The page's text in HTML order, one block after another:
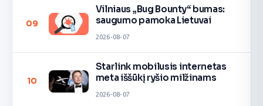
09
Vilniaus „Bug Bounty“ bumas:
saugumo pamoka Lietuvai
2026-08-07
10
Starlink mobilusis internetas
meta iššūkį ryšio milžinams
2026-08-07